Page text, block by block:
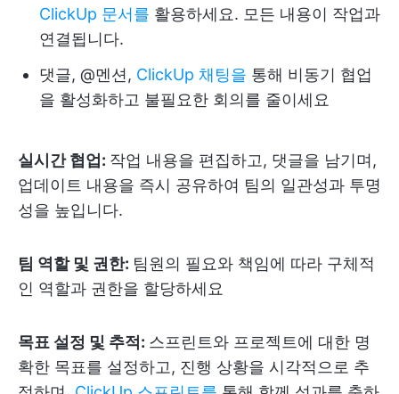
ClickUp 문서를 활용하세요. 모든 내용이 작업과
연결됩니다.
댓글, @멘션, ClickUp 채팅을 통해 비동기 협업
을 활성화하고 불필요한 회의를 줄이세요
실시간 협업: 작업 내용을 편집하고, 댓글을 남기며,
업데이트 내용을 즉시 공유하여 팀의 일관성과 투명
성을 높입니다.
팀 역할 및 권한: 팀원의 필요와 책임에 따라 구체적
인 역할과 권한을 할당하세요
목표 설정 및 추적: 스프린트와 프로젝트에 대한 명
확한 목표를 설정하고, 진행 상황을 시각적으로 추